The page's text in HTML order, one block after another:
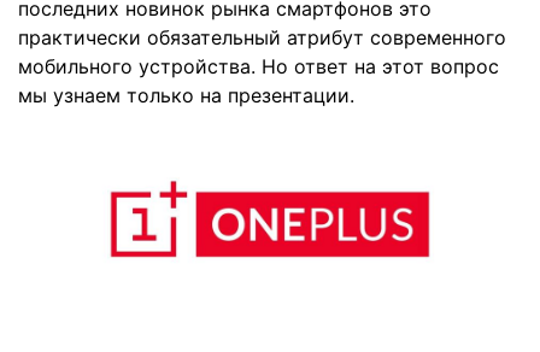
последних новинок рынка смартфонов это
практически обязательный атрибут современного
мобильного устройства. Но ответ на этот вопрос
мы узнаем только на презентации.